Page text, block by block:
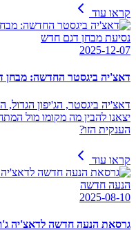
קראו עוד
נסיעת מבחן דגם חדש
2025-12-07
דאצ'יה ביגסטר החדשה: מבחן
דאצ'יה ביגסטר, הג'יפון הגדול,
יצאנו להבין מה מקומו מול
הענקית הזו?
קראו עוד
הנעה חדשה
2025-08-10
גרסאת הנעה חדשה לדאצ'יה ג'וגר